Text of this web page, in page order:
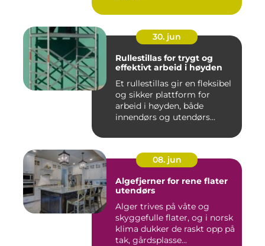
30. jun
Rullestillas for trygt og
effektivt arbeid i høyden
Et rullestillas gir en fleksibel
og sikker plattform for
arbeid i høyden, både
innendørs og utendørs...
08. jun
Algefjerner for rene flater
utendørs
Alger trives på våte og
skyggefulle flater, og i norsk
klima dukker de raskt opp på
tak, gårdsplasse...